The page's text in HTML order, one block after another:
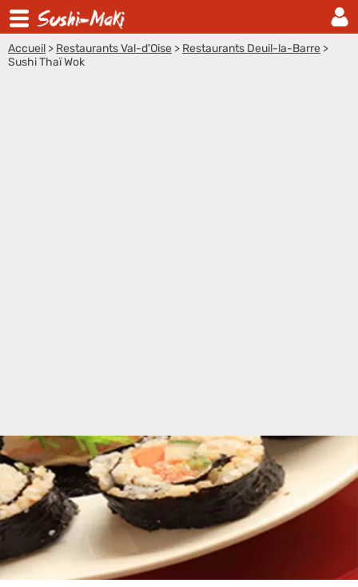
Accueil > Restaurants Val-d'Oise > Restaurants Deuil-la-Barre >
Sushi Thaï Wok